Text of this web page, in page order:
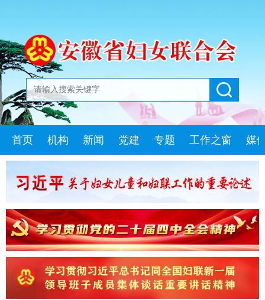
首页 机构 新闻 党建 专题 工作之窗 媒